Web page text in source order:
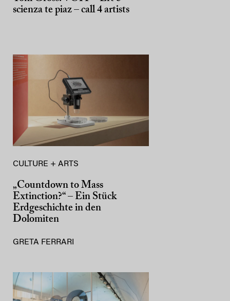
scienza te piaz – call 4 artists
CULTURE + ARTS
„Countdown to Mass
Extinction?“ – Ein Stück
Erdgeschichte in den
Dolomiten
GRETA FERRARI